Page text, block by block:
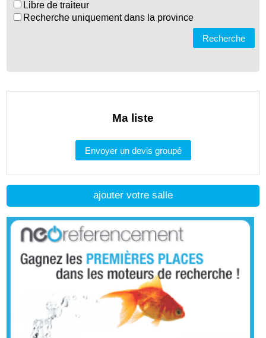
ajouter votre salle
Libre de traiteur
Recherche uniquement dans la province
Recherche
Ma liste
Envoyer un devis groupé